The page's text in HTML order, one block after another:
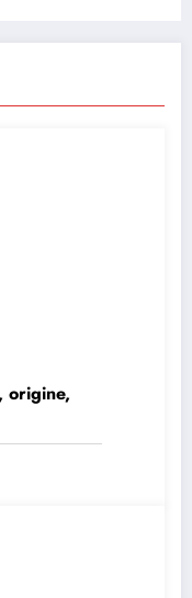
origine,